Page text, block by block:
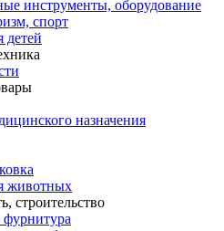
инструменты, оборудование
спорт
детей
назначения
животных
строительство